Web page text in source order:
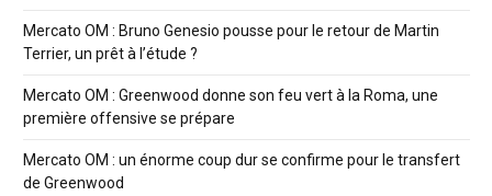
Mercato OM : Bruno Genesio pousse pour le retour de Martin
Terrier, un prêt à l’étude ?
Mercato OM : Greenwood donne son feu vert à la Roma, une
première offensive se prépare
Mercato OM : un énorme coup dur se confirme pour le transfert
de Greenwood